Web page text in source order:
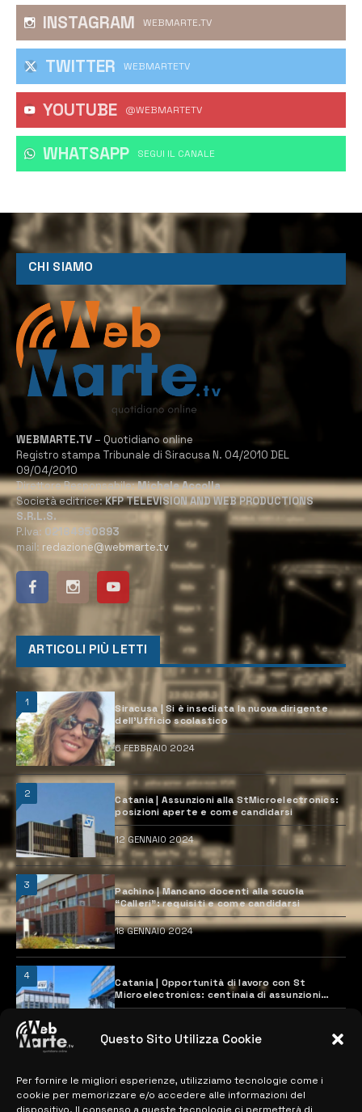
Questo Sito Utilizza Cookie
Per fornire le migliori esperienze, utilizziamo tecnologie come i
cookie per memorizzare e/o accedere alle informazioni del
INSTAGRAM WEBMARTE.TV
TWITTER WEBMARTETV
YOUTUBE @WEBMARTETV
WHATSAPP ‎SEGUI IL CANALE
CHI SIAMO
WEBMARTE.TV – Quotidiano online
Registro stampa Tribunale di Siracusa N. 04/2010 DEL
09/04/2010
Direttore Responsabile:Michele Accolla
Società editrice:KFP TELEVISION AND WEB PRODUCTIONS
S.R.L.S.
P.Iva: 02184950893
mail: redazione@webmarte.tv
ARTICOLI PIÙ LETTI
1
Siracusa | Si è insediata la nuova dirigente
dell’Ufficio scolastico
6 FEBBRAIO 2024
2
Catania | Assunzioni alla StMicroelectronics:
posizioni aperte e come candidarsi
12 GENNAIO 2024
3
Pachino | Mancano docenti alla scuola
“Calleri”: requisiti e come candidarsi
18 GENNAIO 2024
4
Catania | Opportunità di lavoro con St
Microelectronics: centinaia di assunzioni
previste
MAPPA DEL SITO